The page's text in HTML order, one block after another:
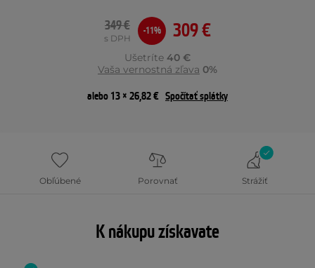
309 €
349 €
s DPH
-11%
Ušetríte 40 €
Vaša vernostná zľava 0%
alebo 13 × 26,82 € Spočítať splátky
Obľúbené Porovnať Strážiť
K nákupu získavate